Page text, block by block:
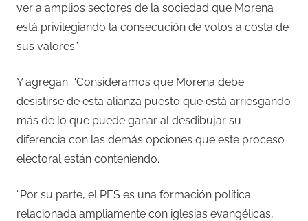
ver a amplios sectores de la sociedad que Morena
está privilegiando la consecución de votos a costa de
sus valores”.
Y agregan: “Consideramos que Morena debe
desistirse de esta alianza puesto que está arriesgando
más de lo que puede ganar al desdibujar su
diferencia con las demás opciones que este proceso
electoral están conteniendo.
“Por su parte, el PES es una formación política
relacionada ampliamente con iglesias evangélicas,